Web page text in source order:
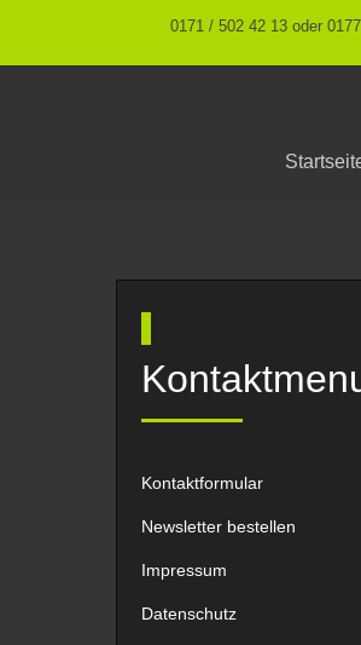
0171 / 502 42 13 oder
Kontaktformular
Newsletter bestellen
Impressum
Datenschutz